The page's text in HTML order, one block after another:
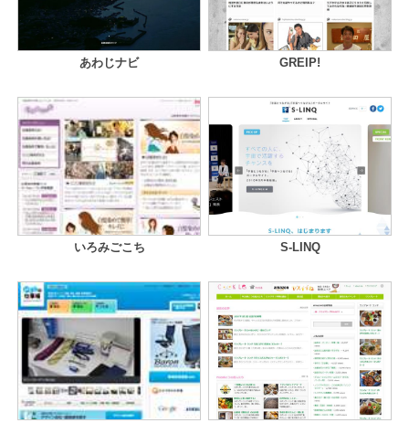
あわじナビ GREIP!
いろみごこち S-LINQ